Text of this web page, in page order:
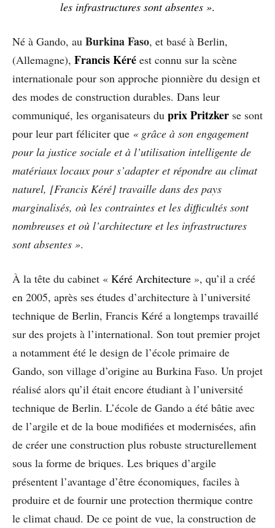
les infrastructures sont absentes ».
Né à Gando, au Burkina Faso, et basé à Berlin,
(Allemagne), Francis Kéré est connu sur la scène
internationale pour son approche pionnière du design et
des modes de construction durables. Dans leur
communiqué, les organisateurs du prix Pritzker se sont
pour leur part féliciter que « grâce à son engagement
pour la justice sociale et à l’utilisation intelligente de
matériaux locaux pour s’adapter et répondre au climat
naturel, [Francis Kéré] travaille dans des pays
marginalisés, où les contraintes et les difficultés sont
nombreuses et où l’architecture et les infrastructures
sont absentes ».
À la tête du cabinet « Kéré Architecture », qu’il a créé
en 2005, après ses études d’architecture à l’université
technique de Berlin, Francis Kéré a longtemps travaillé
sur des projets à l’international. Son tout premier projet
a notamment été le design de l’école primaire de
Gando, son village d’origine au Burkina Faso. Un projet
réalisé alors qu’il était encore étudiant à l’université
technique de Berlin. L’école de Gando a été bâtie avec
de l’argile et de la boue modifiées et modernisées, afin
de créer une construction plus robuste structurellement
sous la forme de briques. Les briques d’argile
présentent l’avantage d’être économiques, faciles à
produire et de fournir une protection thermique contre
le climat chaud. De ce point de vue, la construction de